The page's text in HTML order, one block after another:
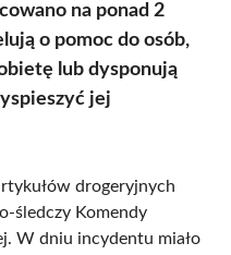
na ponad 2
o pomoc do osób,
lub dysponują
jej
drogeryjnych
śledczy Komendy
W dniu incydentu miało